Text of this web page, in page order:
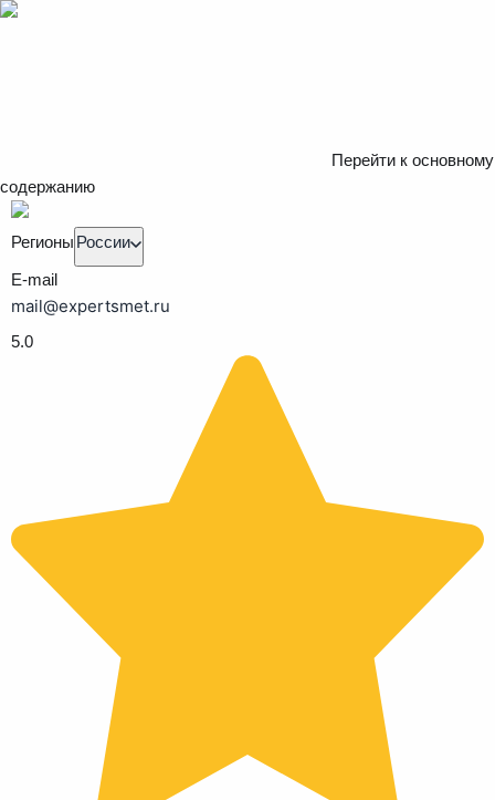
Перейти к основному
содержанию
Регионы России
E-mail
mail@expertsmet.ru
5.0